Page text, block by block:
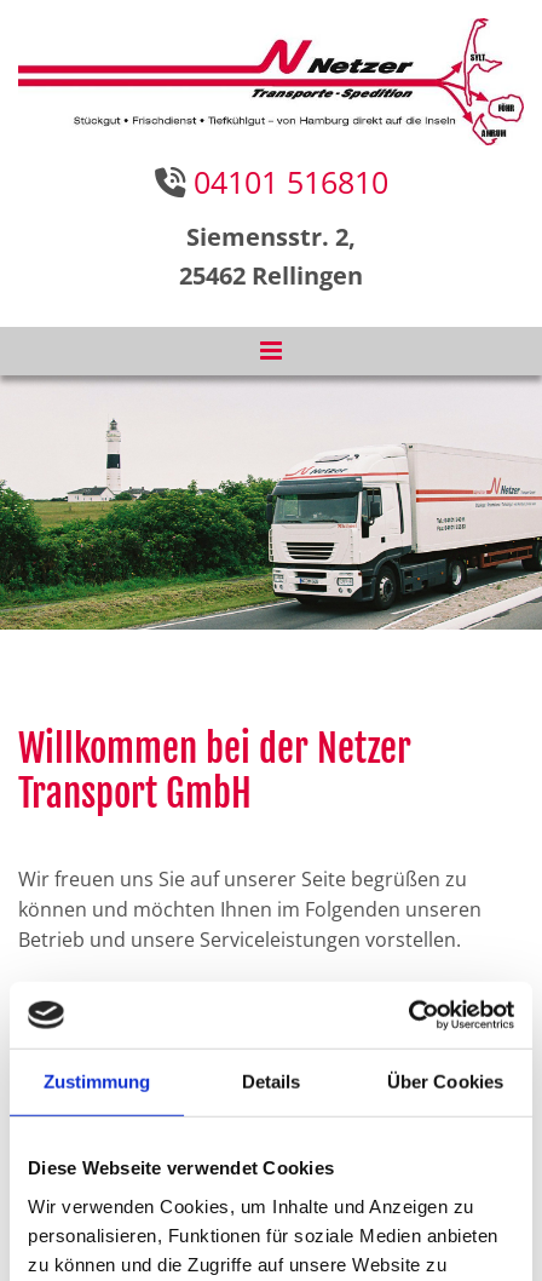
Zustimmung Details Über Cookies
Diese Webseite verwendet Cookies
Wir verwenden Cookies, um Inhalte und Anzeigen zu
personalisieren, Funktionen für soziale Medien anbieten
zu können und die Zugriffe auf unsere Website zu
 04101 516810
Siemensstr. 2,
25462 Rellingen
Willkommen bei der Netzer
Transport GmbH
Wir freuen uns Sie auf unserer Seite begrüßen zu
können und möchten Ihnen im Folgenden unseren
Betrieb und unsere Serviceleistungen vorstellen.
Unser seit 1942 existierender Betrieb beschäftigt sich
hauptsächlich mit dem Transport von Gütern zu den
In den Bereichen Stückgut, Frischdienst und
modernstem Equipment pünktlich und zuverlässig zu
und von den Nordfriesischen Inseln.